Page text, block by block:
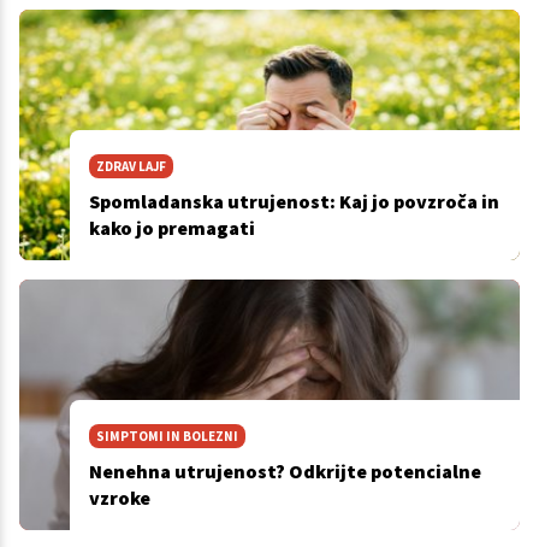
ZDRAV LAJF
Spomladanska utrujenost: Kaj jo povzroča in
kako jo premagati
SIMPTOMI IN BOLEZNI
Nenehna utrujenost? Odkrijte potencialne
vzroke